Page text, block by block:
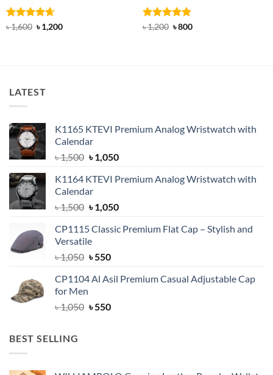
Rated 4.63
৳1,600 Original
price
৳1,200Current
Rated 4.83
৳1,200 Original
৳800Current
LATEST
K1165 KTEVI Premium Analog Wristwatch with
Calendar
৳1,500 Original
was:
৳ 1,500.
৳1,050Current
is:
K1164 KTEVI Premium Analog Wristwatch with
Calendar
৳1,500 Original
was:
৳ 1,500.
৳1,050Current
is:
CP1115 Classic Premium Flat Cap – Stylish and
Versatile
৳1,050 Original
was:
৳550Current
is:
CP1104 Al Asil Premium Casual Adjustable Cap
for Men
৳1,050 Original
৳550Current
BEST SELLING